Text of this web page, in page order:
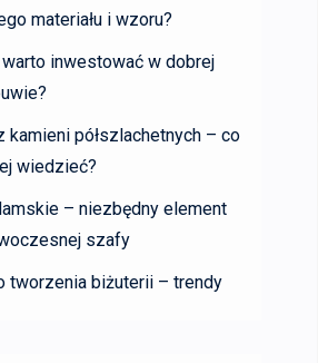
materiału i wzoru?
inwestować w dobrej
kamieni półszlachetnych – co
wiedzieć?
– niezbędny element
szafy
tworzenia biżuterii – trendy